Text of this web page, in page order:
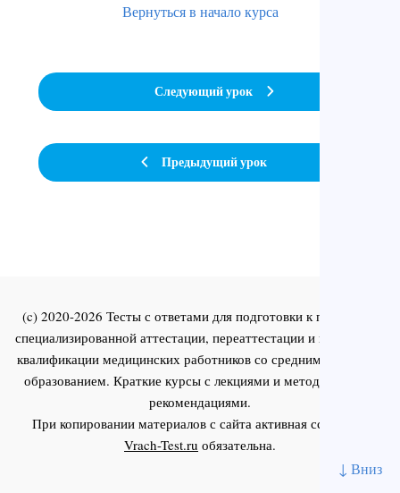
↓ Вниз
Предыдущий урок
Вернуться в начало курса
Следующий урок
(c) 2020-2026 Тесты с ответами для подготовки к первичной
специализированной аттестации, переаттестации и повышения
квалификации медицинских работников со средним и высшим
образованием. Краткие курсы с лекциями и методическими
рекомендациями.
При копировании материалов с сайта активная ссылка на
Vrach-Test.ru обязательна.